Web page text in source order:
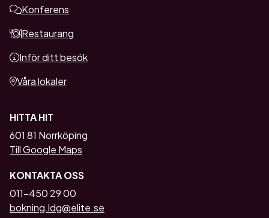
Konferens
Restaurang
Inför ditt besök
Våra lokaler
HITTA HIT
601 81 Norrköping
Till Google Maps
KONTAKTA OSS
011-450 29 00
bokning.ldg@elite.se